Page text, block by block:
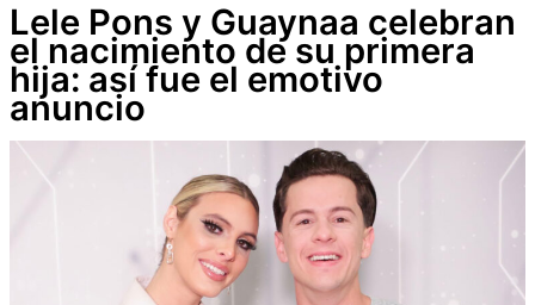
Lele Pons y Guaynaa celebran
el nacimiento de su primera
hija: así fue el emotivo
anuncio